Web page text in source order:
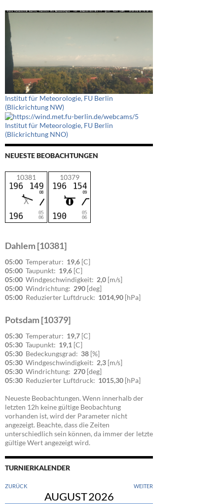
Institut für Meteorologie, FU Berlin
(Blickrichtung NW)
Institut für Meteorologie, FU Berlin
(Blickrichtung NNO)
NEUESTE BEOBACHTUNGEN
10381 10379
Dahlem [10381]
05:00 Temperatur: 19,6 [C]
05:00 Taupunkt: 19,6 [C]
05:00 Windgeschwindigkeit: 2,0 [m/s]
05:00 Windrichtung: 290 [deg]
05:00 Reduzierter Luftdruck: 1014,90 [hPa]
Potsdam [10379]
05:30 Temperatur: 19,7 [C]
05:30 Taupunkt: 19,1 [C]
05:30 Bedeckungsgrad: 38 [%]
05:30 Windgeschwindigkeit: 2,3 [m/s]
05:30 Windrichtung: 270 [deg]
05:30 Reduzierter Luftdruck: 1015,30 [hPa]
Neueste Beobachtungen. Wenn innerhalb der
letzten 12h keine gültige Beobachtung
vorhanden ist, wird der Parameter nicht
angezeigt. Beachte, dass die Zeiten
unterschiedlich sein können, da immer der letzte
gültige Wert angezeigt wird.
TURNIERKALENDER
ZURÜCK WEITER
AUGUST2026